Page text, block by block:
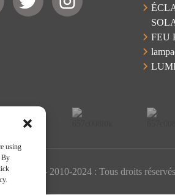
FEU
d'auteur - 2010-2024 : Tous droits
using
By